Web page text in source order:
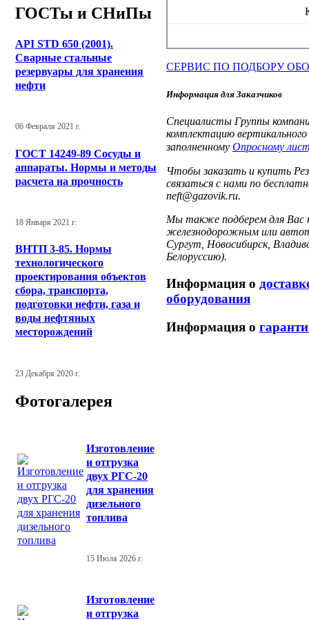
ГОСТы и СНиПы
API STD 650 (2001).
Сварные стальные
резервуары для хранения
нефти
06 Февраля 2021 г.
ГОСТ 14249-89 Сосуды и
аппараты. Нормы и методы
расчета на прочность
18 Января 2021 г.
ВНТП 3-85. Нормы
технологического
проектирования объектов
сбора, транспорта,
подготовки нефти, газа и
воды нефтяных
месторождений
23 Декабря 2020 г.
Фотогалерея
Изготовление
и отгрузка
двух РГС-20
для хранения
дизельного
топлива
15 Июля 2026 г.
Изготовление
и отгрузка
СЕРВИС ПО ПОДБОРУ
Информация для Заказчиков
Специалисты Группы
комплектацию
заполненному Опросному
Чтобы заказать и купить
связаться с нами по
neft@gazovik.ru.
Мы также подберем для Вас
железнодорожным или
Сургут, Новосибирск,
Белоруссию).
Информация о
оборудования
Информация о